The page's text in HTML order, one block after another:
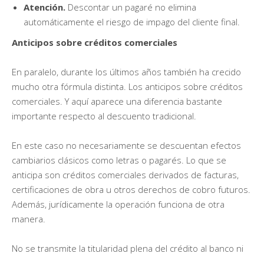
Atención. Descontar un pagaré no elimina
automáticamente el riesgo de impago del cliente final.
Anticipos sobre créditos comerciales
En paralelo, durante los últimos años también ha crecido
mucho otra fórmula distinta. Los anticipos sobre créditos
comerciales. Y aquí aparece una diferencia bastante
importante respecto al descuento tradicional.
En este caso no necesariamente se descuentan efectos
cambiarios clásicos como letras o pagarés. Lo que se
anticipa son créditos comerciales derivados de facturas,
certificaciones de obra u otros derechos de cobro futuros.
Además, jurídicamente la operación funciona de otra
manera.
No se transmite la titularidad plena del crédito al banco ni